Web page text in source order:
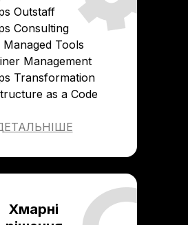
Outstaff
Consulting
Managed Tools
Management
Transformation
as a Code
Хмарні